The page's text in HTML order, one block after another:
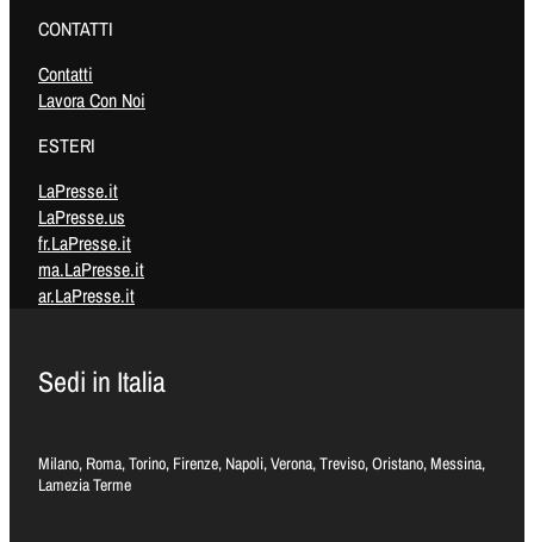
CONTATTI
Contatti
Lavora Con Noi
ESTERI
LaPresse.it
LaPresse.us
fr.LaPresse.it
ma.LaPresse.it
ar.LaPresse.it
Sedi in Italia
Milano, Roma, Torino, Firenze, Napoli, Verona, Treviso, Oristano, Messina,
Lamezia Terme